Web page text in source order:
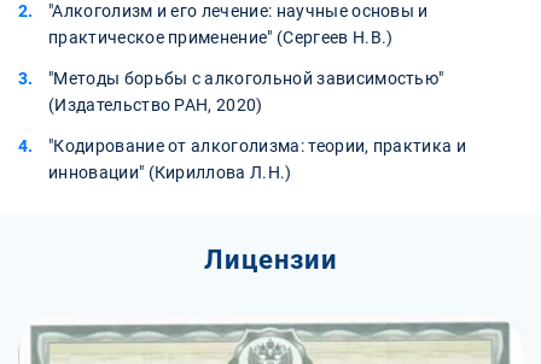
"Алкоголизм и его лечение: научные основы и
практическое применение" (Сергеев Н.В.)
"Методы борьбы с алкогольной зависимостью"
(Издательство РАН, 2020)
"Кодирование от алкоголизма: теории, практика и
инновации" (Кириллова Л.Н.)
Лицензии